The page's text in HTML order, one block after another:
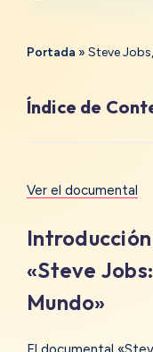
Portada » Steve
Índice de
Ver el documental
«Steve
Mundo»